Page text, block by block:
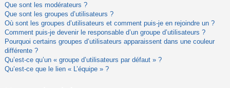
Que sont les modérateurs ?
Que sont les groupes d’utilisateurs ?
Où sont les groupes d’utilisateurs et comment puis-je en rejoindre un ?
Comment puis-je devenir le responsable d’un groupe d’utilisateurs ?
Pourquoi certains groupes d’utilisateurs apparaissent dans une couleur
différente ?
Qu’est-ce qu’un « groupe d’utilisateurs par défaut » ?
Qu’est-ce que le lien « L’équipe » ?